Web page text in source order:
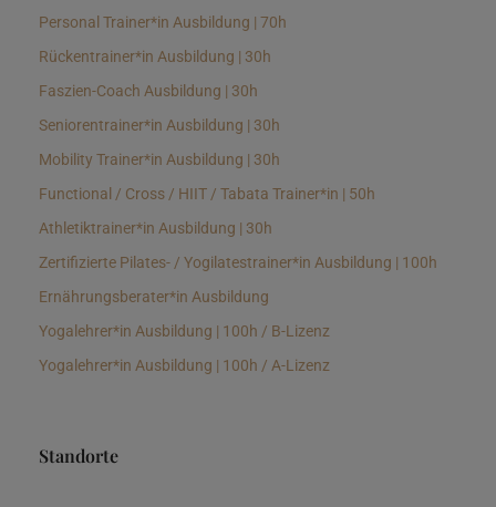
Personal Trainer*in Ausbildung | 70h
Rückentrainer*in Ausbildung | 30h
Faszien-Coach Ausbildung | 30h
Seniorentrainer*in Ausbildung | 30h
Mobility Trainer*in Ausbildung | 30h
Functional / Cross / HIIT / Tabata Trainer*in | 50h
Athletiktrainer*in Ausbildung | 30h
Zertifizierte Pilates- / Yogilatestrainer*in Ausbildung | 100h
Ernährungsberater*in Ausbildung
Yogalehrer*in Ausbildung | 100h / B-Lizenz
Yogalehrer*in Ausbildung | 100h / A-Lizenz
Standorte